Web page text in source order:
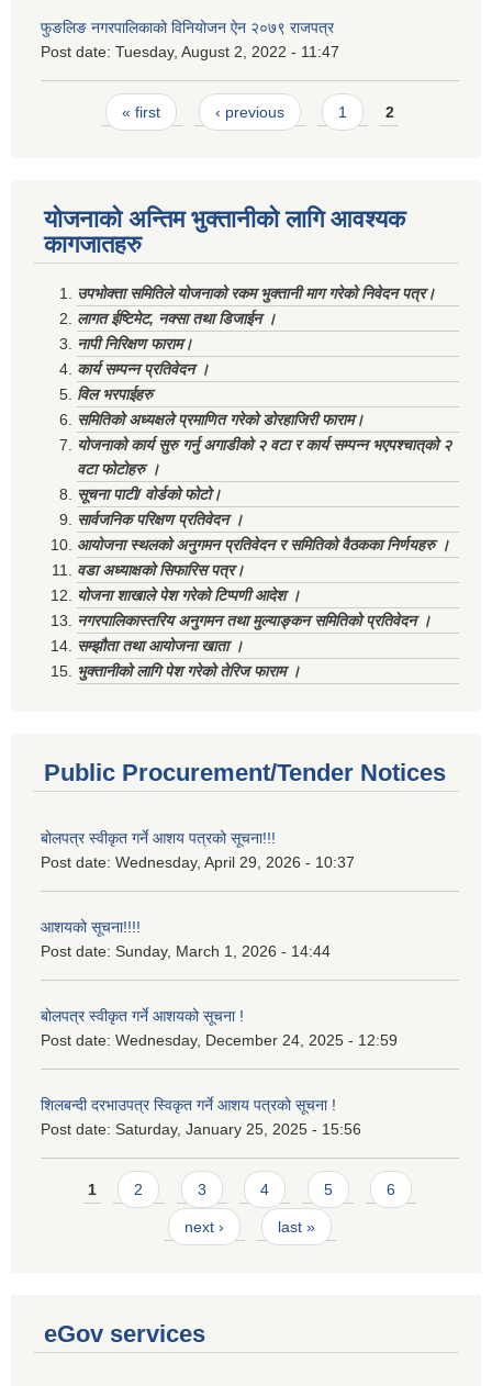
फुङलिङ नगरपालिकाको विनियोजन ऐन २०७९ राजपत्र
Post date: Tuesday, August 2, 2022 - 11:47
Pages« first ‹ previous 1 2
योजनाको अन्तिम भुक्तानीको लागि आवश्यक
कागजातहरु
उपभोक्ता समितिले योजनाको रकम भुक्तानी माग गरेको निवेदन पत्र।
लागत ईष्टिमेट, नक्सा तथा डिजाईन ।
नापी निरिक्षण फाराम।
कार्य सम्पन्न प्रतिवेदन ।
विल भरपाईहरु
समितिको अध्यक्षले प्रमाणित गरेको डोरहाजिरी फाराम।
योजनाको कार्य सुरु गर्नु अगाडीको २ वटा र कार्य सम्पन्न भएपश्चात्‌को २
वटा फोटोहरु ।
सूचना पाटी/ वोर्डको फोटो।
सार्वजनिक परिक्षण प्रतिवेदन ।
आयोजना स्थलको अनुगमन प्रतिवेदन र समितिको वैठकका निर्णयहरु ।
वडा अध्याक्षको सिफारिस पत्र।
योजना शाखाले पेश गरेको टिप्पणी आदेश ।
नगरपालिकास्तरिय अनुगमन तथा मुल्याङ्कन समितिको प्रतिवेदन ।
सम्झौता तथा आयोजना खाता ।
भुक्तानीको लागि पेश गरेको तेरिज फाराम ।
Public Procurement/Tender Notices
बोलपत्र स्वीकृत गर्ने आशय पत्रको सूचना!!!
Post date: Wednesday, April 29, 2026 - 10:37
आशयको सूचना!!!!
Post date: Sunday, March 1, 2026 - 14:44
बोलपत्र स्वीकृत गर्ने आशयको सूचना !
Post date: Wednesday, December 24, 2025 - 12:59
शिलबन्दी दरभाउपत्र स्विकृत गर्ने आशय पत्रको सूचना !
Post date: Saturday, January 25, 2025 - 15:56
Pages
1 2 3 4 5 6
next › last »
eGov services